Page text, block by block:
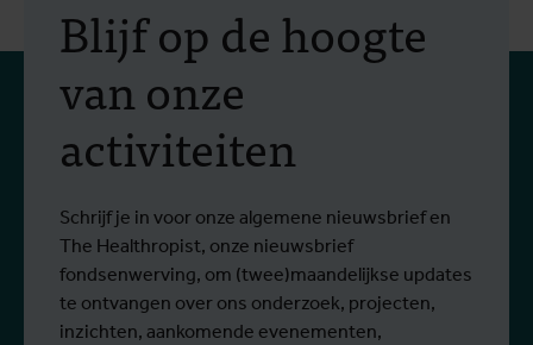
“Dit gaat over meer dan
geneeskunde, het gaat
over systemen, gelijkheid
en moed.”
Een gesprek met Marleen Boelaert-
(Indonesië) en prof. Raffaella Ravinetto
(ITG)
Blijf op de hoogte
van onze
activiteiten
Schrijf je in voor onze algemene nieuwsbrief en
The Healthropist, onze nieuwsbrief
fondsenwerving, om (twee)maandelijkse updates
te ontvangen over ons onderzoek, projecten,
inzichten, aankomende evenementen,